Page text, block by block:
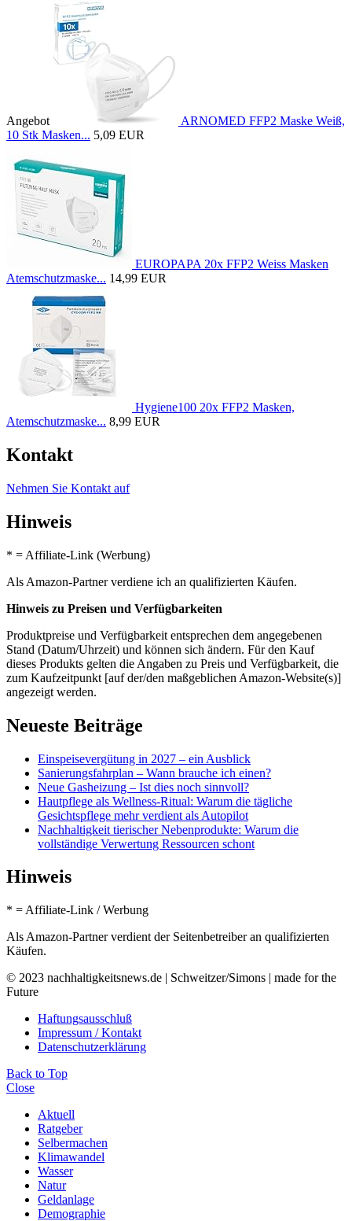
Angebot
ARNOMED FFP2 Maske Weiß,
10 Stk Masken... 5,09 EUR
EUROPAPA 20x FFP2 Weiss Masken
Atemschutzmaske... 14,99 EUR
Hygiene100 20x FFP2 Masken,
Atemschutzmaske... 8,99 EUR
Kontakt
Nehmen Sie Kontakt auf
Hinweis
* = Affiliate-Link (Werbung)
Als Amazon-Partner verdiene ich an qualifizierten Käufen.
Hinweis zu Preisen und Verfügbarkeiten
Produktpreise und Verfügbarkeit entsprechen dem angegebenen
Stand (Datum/Uhrzeit) und können sich ändern. Für den Kauf
dieses Produkts gelten die Angaben zu Preis und Verfügbarkeit, die
zum Kaufzeitpunkt [auf der/den maßgeblichen Amazon-Website(s)]
angezeigt werden.
Neueste Beiträge
Einspeisevergütung in 2027 – ein Ausblick
Sanierungsfahrplan – Wann brauche ich einen?
Neue Gasheizung – Ist dies noch sinnvoll?
Hautpflege als Wellness-Ritual: Warum die tägliche
Gesichtspflege mehr verdient als Autopilot
Nachhaltigkeit tierischer Nebenprodukte: Warum die
vollständige Verwertung Ressourcen schont
Hinweis
* = Affiliate-Link / Werbung
Als Amazon-Partner verdient der Seitenbetreiber an qualifizierten
Käufen.
© 2023 nachhaltigkeitsnews.de | Schweitzer/Simons | made for the
Future
Haftungsausschluß
Impressum / Kontakt
Datenschutzerklärung
Back to Top
Close
Aktuell
Ratgeber
Selbermachen
Klimawandel
Wasser
Natur
Geldanlage
Demographie